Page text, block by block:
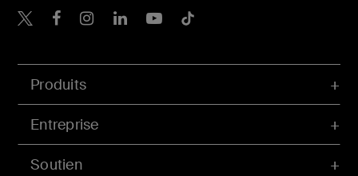
Produits
Entreprise
Soutien
Belkin Twitter
Belkin Facebook
Belkin Instagram
Belkin LinkedIn
Belkin Youtube
Belkin TikTok